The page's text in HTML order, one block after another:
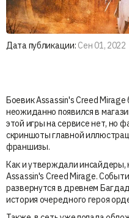
Дата публикации: Сен 01, 2022
Боевик Assassin's Creed
неожиданно появился в
этой игры на сервисе нет, но
скриншоты главной
франшизы.
Как и утверждали инсайдеры,
Assassin's Creed Mirage.
развернутся в древнем
история очередного героя